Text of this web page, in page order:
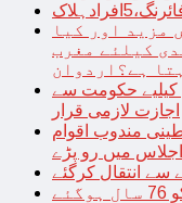
مزید اور کیا
کیلئے مغرب
ہے؟اردوان
کیلیے حکومت سے
اجازت لازمی قرار
مندوب اقوام
میں رو پڑے
سے انتقال کرگئے